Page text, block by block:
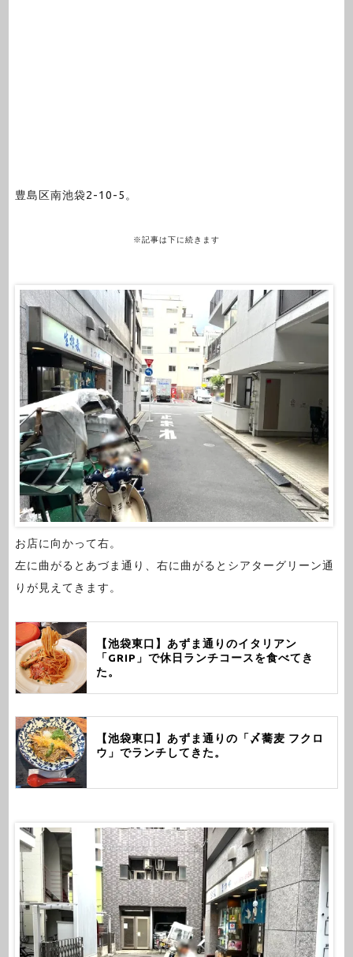
豊島区南池袋2-10-5。
※記事は下に続きます
お店に向かって右。
左に曲がるとあづま通り、右に曲がるとシアターグリーン通
りが見えてきます。
【池袋東口】あずま通りのイタリアン
「GRIP」で休日ランチコースを食べてき
た。
【池袋東口】あずま通りの「〆蕎麦 フクロ
ウ」でランチしてきた。